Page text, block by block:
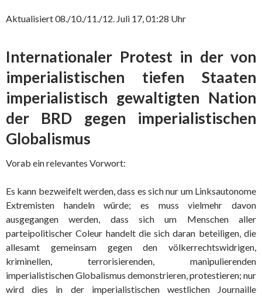
Aktualisiert 08./10./11./12. Juli 17, 01:28 Uhr
Internationaler Protest in der von
imperialistischen tiefen Staaten
imperialistisch gewaltigten Nation
der BRD gegen imperialistischen
Globalismus
Vorab ein relevantes Vorwort:
Es kann bezweifelt werden, dass es sich nur um Linksautonome
Extremisten handeln würde; es muss vielmehr davon
ausgegangen werden, dass sich um Menschen aller
parteipolitischer Coleur handelt die sich daran beteiligen, die
allesamt gemeinsam gegen den völkerrechtswidrigen,
kriminellen, terrorisierenden, manipulierenden
imperialistischen Globalismus demonstrieren, protestieren; nur
wird dies in der imperialistischen westlichen Journaille